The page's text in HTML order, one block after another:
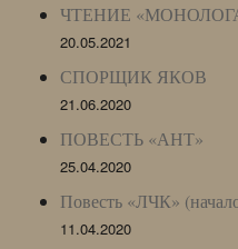
ЧТЕНИЕ
20.05.2021
СПОРЩИК ЯКОВ
21.06.2020
ПОВЕСТЬ «АНТ»
25.04.2020
Повесть «ЛЧК»
11.04.2020